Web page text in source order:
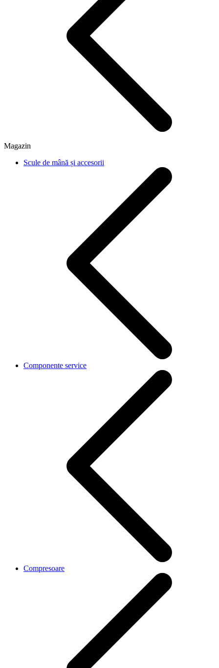
Magazin
Scule de mână și accesorii
Componente service
Compresoare